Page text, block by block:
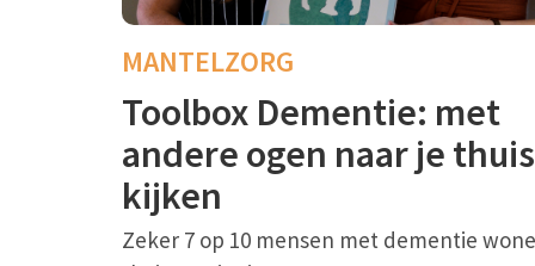
MANTELZORG
Toolbox Dementie: met
andere ogen naar je thuis
kijken
Zeker 7 op 10 mensen met dementie